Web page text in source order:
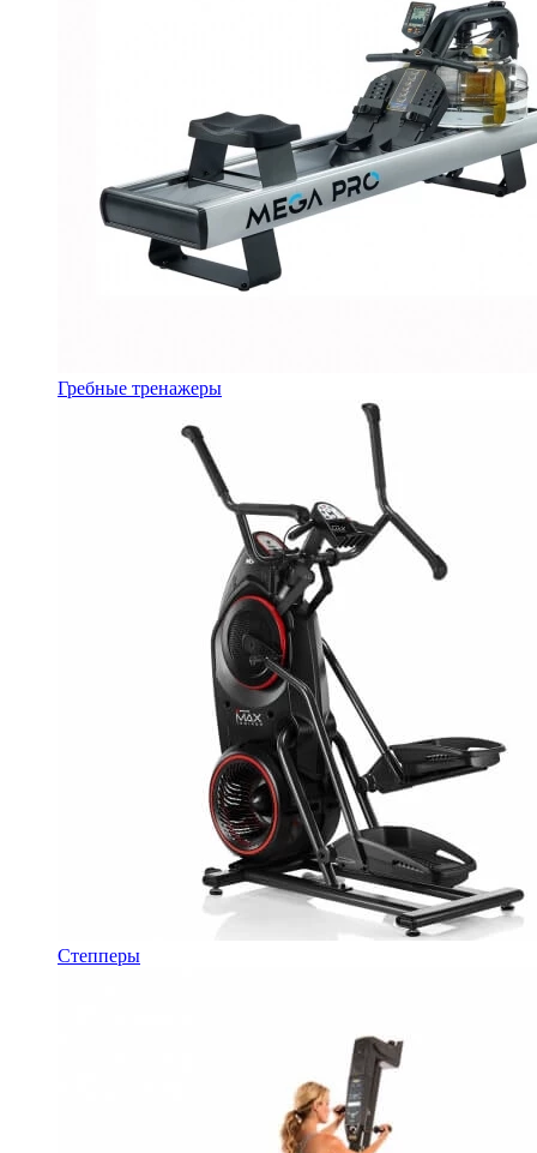
Гребные тренажеры
Степперы